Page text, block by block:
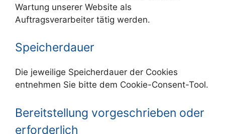
Wartung unserer Website als
Auftragsverarbeiter tätig werden.
Speicherdauer
Die jeweilige Speicherdauer der Cookies
entnehmen Sie bitte dem Cookie-Consent-Tool.
Bereitstellung vorgeschrieben oder
erforderlich